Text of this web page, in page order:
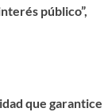
público”,
que garantice